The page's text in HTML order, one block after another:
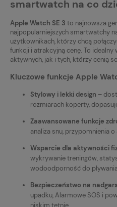
smartwatch na co
Apple Watch SE 3 to najnowsza
najpopularniejszych smartwatchy
użytkownikach, którzy chcą
funkcji i atrakcyjną cenę. To
aktywnych, jak i tych, którzy cenią
Kluczowe funkcje Apple
Stylowy i lekki design –
rozmiarach koperty,
Zaawansowane funkcje
analiza snu, przypomnienia
Wsparcie dla aktywności
wykrywanie treningów,
wodoodporność do
Bezpieczeństwo na
upadku, Alarmowe SOS i